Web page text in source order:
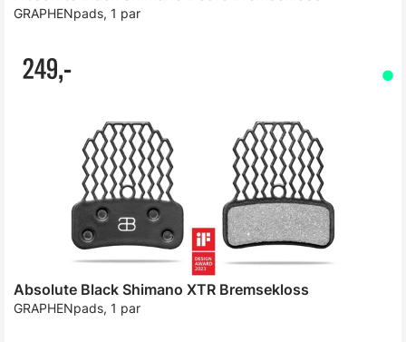
GRAPHENpads, 1 par
249,-
Absolute Black Shimano XTR Bremsekloss
GRAPHENpads, 1 par